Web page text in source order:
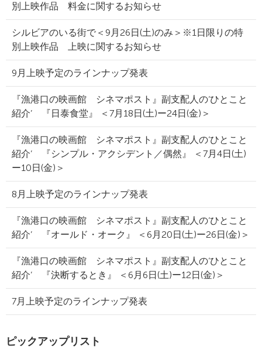
別上映作品 料金に関するお知らせ
シルビアのいる街で＜9月26日(土)のみ＞※1日限りの特
別上映作品 上映に関するお知らせ
9月上映予定のラインナップ発表
『漁港口の映画館 シネマポスト』副支配人の‘ひとこと
紹介’ 『日泰食堂』 ＜7月18日(土)ー24日(金)＞
『漁港口の映画館 シネマポスト』副支配人の‘ひとこと
紹介’ 『シンプル・アクシデント／偶然』 ＜7月4日(土)
ー10日(金)＞
8月上映予定のラインナップ発表
『漁港口の映画館 シネマポスト』副支配人の‘ひとこと
紹介’ 『オールド・オーク』 ＜6月20日(土)ー26日(金)＞
『漁港口の映画館 シネマポスト』副支配人の‘ひとこと
紹介’ 『決断するとき』 ＜6月6日(土)ー12日(金)＞
7月上映予定のラインナップ発表
ピックアップリスト